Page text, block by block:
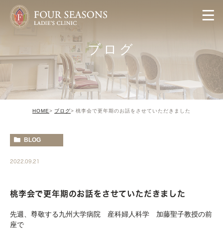
ブログ
HOME ブログ 桃李会で更年期のお話をさせていただきました
BLOG
2022.09.21
桃李会で更年期のお話をさせていただきました
先週、尊敬する九州大学病院 産科婦人科学 加藤聖子教授の前
座で